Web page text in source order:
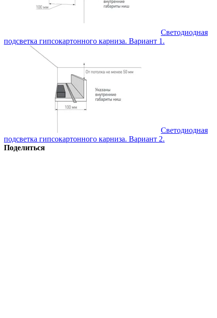
Светодиодная
подсветка гипсокартонного карниза. Вариант 1.
Светодиодная
подсветка гипсокартонного карниза. Вариант 2.
Поделиться